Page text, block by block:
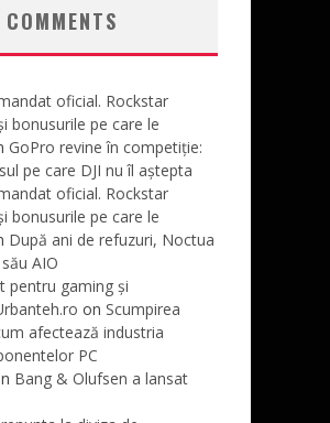
oficial. Rockstar
bonusurile pe care le
GoPro revine în competiție:
pe care DJI nu îl aștepta
oficial. Rockstar
bonusurile pe care le
După ani de refuzuri, Noctua
AIO
pentru gaming și
on Scumpirea
afectează industria
PC
Bang & Olufsen a lansat